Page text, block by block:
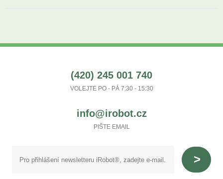
(420) 245 001 740
VOLEJTE PO - PÁ 7:30 - 15:30
info@irobot.cz
PIŠTE EMAIL